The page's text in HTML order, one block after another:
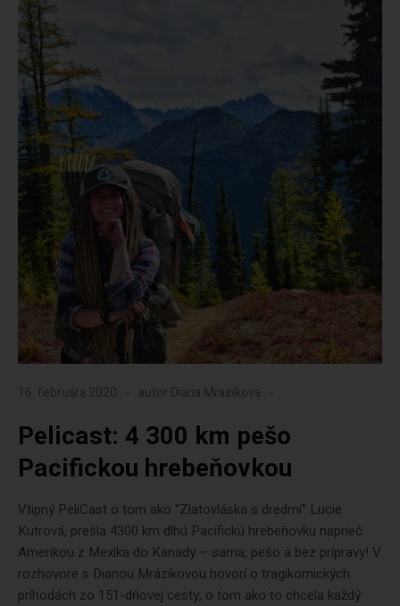
16. februára 2020 autor Diana Mrazikova
Pelicast: 4 300 km pešo
Pacifickou hrebeňovkou
Vtipný PeliCast o tom ako “Zlatovláska s dredmi” Lucie
Kutrová, prešla 4300 km dlhú Pacifickú hrebeňovku naprieč
Amerikou z Mexika do Kanady – sama, pešo a bez prípravy! V
rozhovore s Dianou Mrázikovou hovorí o tragikomických
príhodách zo 151-dňovej cesty, o tom ako to chcela každý